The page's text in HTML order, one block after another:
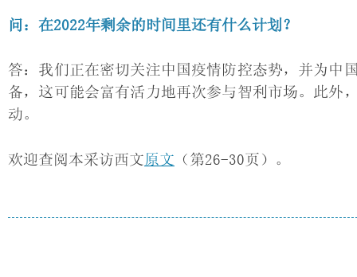
问：在2022年剩余的时间里还有什么计划？
答：我们正在密切关注中国疫情防控态势，并为中
备，这可能会富有活力地再次参与智利市场。此外
动。
欢迎查阅本采访西文原文 （第26-30页）。